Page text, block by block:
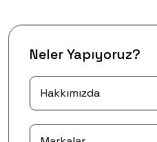
Neler Yapıyoruz?
Hakkımızda